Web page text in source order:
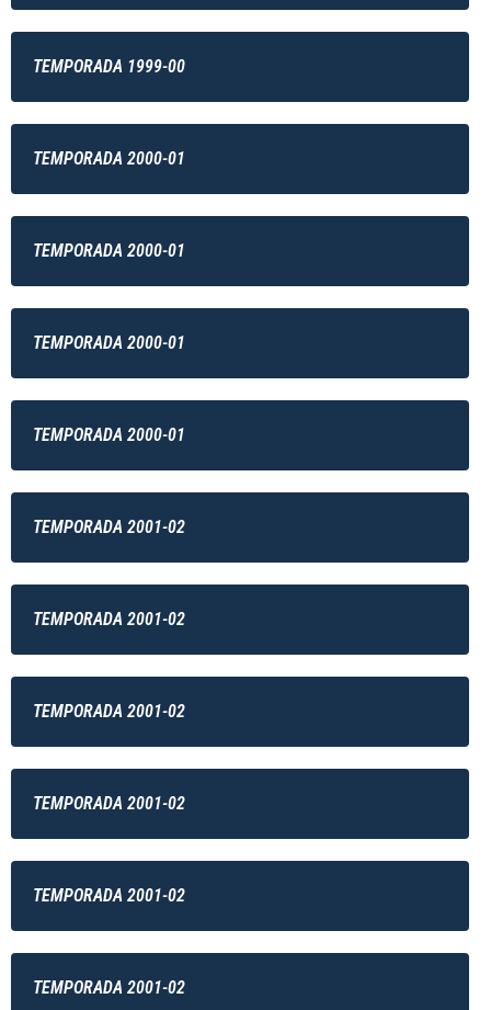
TEMPORADA 1999-00
TEMPORADA 2000-01
TEMPORADA 2000-01
TEMPORADA 2000-01
TEMPORADA 2000-01
TEMPORADA 2001-02
TEMPORADA 2001-02
TEMPORADA 2001-02
TEMPORADA 2001-02
TEMPORADA 2001-02
TEMPORADA 2001-02